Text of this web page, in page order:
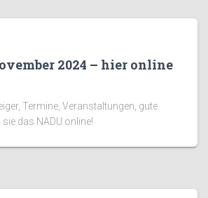
2024 – hier online
Termine, Veranstaltungen, gute
das NADU online!